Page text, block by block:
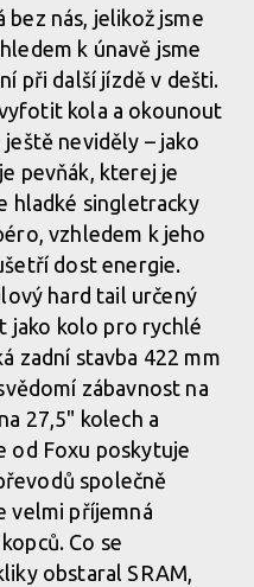
a enduro kola Kross
a enduro kola Kross
bez nás, jelikož jsme
k únavě jsme
při další jízdě v dešti.
kola a okounout
neviděly – jako
pevňák, kterej je
hladké singletracky
vzhledem k jeho
dost energie.
hard tail určený
jako kolo pro rychlé
zadní stavba 422 mm
zábavnost na
27,5" kolech a
od Foxu poskytuje
společně
velmi příjemná
Co se
obstaral SRAM,